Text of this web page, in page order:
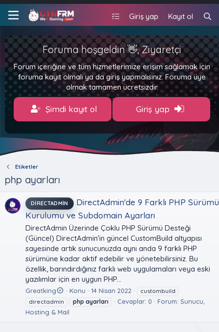
Giriş yap Kayıt ol
Foruma hoşgeldin 👋, Ziyaretçi
Forum içeriğine ve tüm hizmetlerimize erişim sağlamak için
foruma kayıt olmalı ya da giriş yapmalısınız. Foruma üye
olmak tamamen ücretsizdir.
Şimdi kayıt ol Giriş yap
Etiketler
php ayarları
DIRECTADMIN
DirectAdmin'de 9 Farklı PHP Sürümü
Kurulumu ve Subdomain Ayarları
DirectAdmin Üzerinde Çoklu PHP Sürümü Desteği
(Güncel) DirectAdmin'in güncel CustomBuild altyapısı
sayesinde artık sunucunuzda aynı anda 9 farklı PHP
sürümüne kadar aktif edebilir ve yönetebilirsiniz. Bu
özellik, barındırdığınız farklı web uygulamaları veya eski
yazılımlar için en uygun PHP...
Greatking Konu 14 Nisan 2022
custombuild
directadmin
php ayarları Cevaplar: 0 Forum: Sunucu,
Hosting & Mail